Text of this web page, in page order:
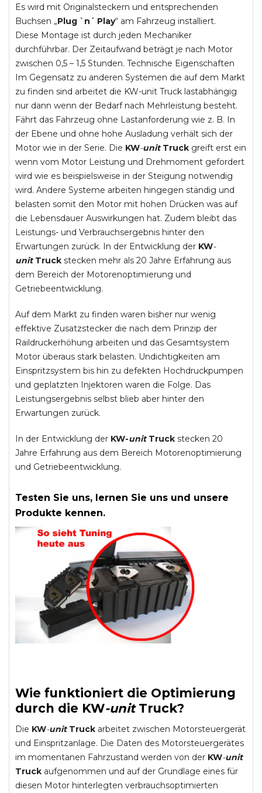
Es wird mit Originalsteckern und entsprechenden
Buchsen „Plug `n´ Play“ am Fahrzeug installiert.
Diese Montage ist durch jeden Mechaniker
durchführbar. Der Zeitaufwand beträgt je nach Motor
zwischen 0,5 – 1,5 Stunden. Technische Eigenschaften
Im Gegensatz zu anderen Systemen die auf dem Markt
zu finden sind arbeitet die KW-unit Truck lastabhängig
nur dann wenn der Bedarf nach Mehrleistung besteht.
Fährt das Fahrzeug ohne Lastanforderung wie z. B. In
der Ebene und ohne hohe Ausladung verhält sich der
Motor wie in der Serie. Die KW-unit Truck greift erst ein
wenn vom Motor Leistung und Drehmoment gefordert
wird wie es beispielsweise in der Steigung notwendig
wird. Andere Systeme arbeiten hingegen ständig und
belasten somit den Motor mit hohen Drücken was auf
die Lebensdauer Auswirkungen hat. Zudem bleibt das
Leistungs- und Verbrauchsergebnis hinter den
Erwartungen zurück. In der Entwicklung der KW-
unit Truck stecken mehr als 20 Jahre Erfahrung aus
dem Bereich der Motorenoptimierung und
Getriebeentwicklung.
Auf dem Markt zu finden waren bisher nur wenig
effektive Zusatzstecker die nach dem Prinzip der
Raildruckerhöhung arbeiten und das Gesamtsystem
Motor überaus stark belasten. Undichtigkeiten am
Einspritzsystem bis hin zu defekten Hochdruckpumpen
und geplatzten Injektoren waren die Folge. Das
Leistungsergebnis selbst blieb aber hinter den
Erwartungen zurück.
In der Entwicklung der KW-unitTruck stecken 20
Jahre Erfahrung aus dem Bereich Motorenoptimierung
und Getriebeentwicklung.
Testen Sie uns, lernen Sie uns und unsere
Produkte kennen.
Wie funktioniert die Optimierung
durch die KW-unit Truck?
Die KW-unit Truck arbeitet zwischen Motorsteuergerät
und Einspritzanlage. Die Daten des Motorsteuergerätes
im momentanen Fahrzustand werden von der KW-unit
Truck aufgenommen und auf der Grundlage eines für
diesen Motor hinterlegten verbrauchsoptimierten